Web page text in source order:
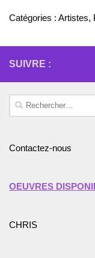
Catégories : Artistes,
SUIVRE :
Rechercher :
Contactez-nous
OEUVRES
CHRIS